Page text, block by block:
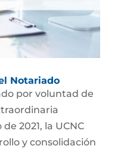
Notariado
por voluntad de
2021, la UCNC
y consolidación